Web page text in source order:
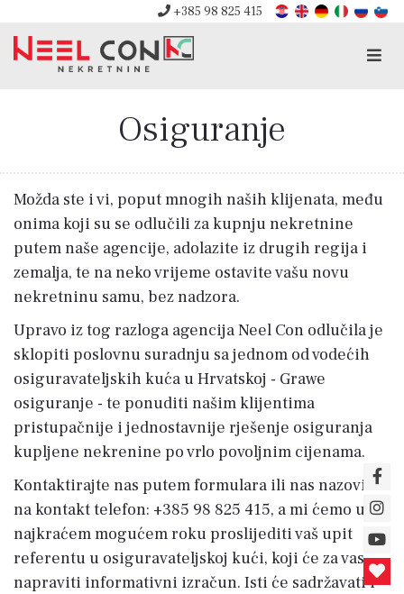
+385 98 825 415
Osiguranje
Možda ste i vi, poput mnogih naših klijenata, među
onima koji su se odlučili za kupnju nekretnine
putem naše agencije, adolazite iz drugih regija i
zemalja, te na neko vrijeme ostavite vašu novu
nekretninu samu, bez nadzora.
Upravo iz tog razloga agencija Neel Con odlučila je
sklopiti poslovnu suradnju sa jednom od vodećih
osiguravateljskih kuća u Hrvatskoj - Grawe
osiguranje - te ponuditi našim klijentima
pristupačnije i jednostavnije rješenje osiguranja
kupljene nekrenine po vrlo povoljnim cijenama.
Kontaktirajte nas putem formulara ili nas nazovite
na kontakt telefon: +385 98 825 415, a mi ćemo u
najkraćem mogućem roku proslijediti vaš upit
referentu u osiguravateljskoj kući, koji će za vas
napraviti informativni izračun. Isti će sadržavati i